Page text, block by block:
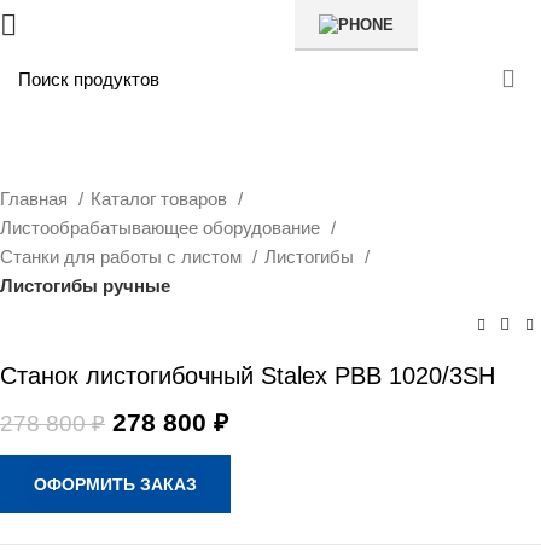
Главная
Каталог товаров
Листообрабатывающее оборудование
Станки для работы с листом
Листогибы
Листогибы ручные
Станок листогибочный Stalex PBB 1020/3SH
278 800₽ Первоначальная
цена
составляла
278
800 ₽.
278 800 ₽Текущая
цена:
800 ₽.
ОФОРМИТЬ ЗАКАЗ